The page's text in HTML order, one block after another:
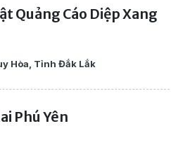
Quảng Cáo Diệp Xang
Hòa, Tỉnh Đắk Lắk
Phú Yên